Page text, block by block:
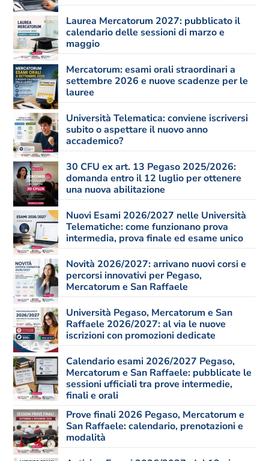
Laurea Mercatorum 2027: pubblicato il
calendario delle sessioni di marzo e
maggio
Mercatorum: esami orali straordinari a
settembre 2026 e nuove scadenze per le
lauree
Università Telematica: conviene iscriversi
subito o aspettare il nuovo anno
accademico?
30 CFU ex art. 13 Pegaso 2025/2026:
domanda entro il 12 luglio per ottenere
una nuova abilitazione
Nuovi Esami 2026/2027 nelle Università
Telematiche: come funzionano prova
intermedia, prova finale ed esame unico
Novità 2026/2027: arrivano nuovi corsi e
percorsi innovativi per Pegaso,
Mercatorum e San Raffaele
Università Pegaso, Mercatorum e San
Raffaele 2026/2027: al via le nuove
iscrizioni con promozioni dedicate
Calendario esami 2026/2027 Pegaso,
Mercatorum e San Raffaele: pubblicate le
sessioni ufficiali tra prove intermedie,
finali e orali
Prove finali 2026 Pegaso, Mercatorum e
San Raffaele: calendario, prenotazioni e
modalità